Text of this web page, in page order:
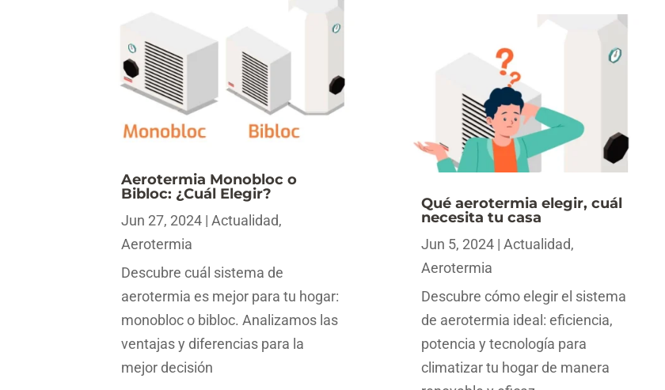
Aerotermia Monobloc o
Bibloc: ¿Cuál Elegir?
Jun 27, 2024 |Actualidad,
Aerotermia
Descubre cuál sistema de
aerotermia es mejor para tu hogar:
monobloc o bibloc. Analizamos las
ventajas y diferencias para la
mejor decisión
Qué aerotermia elegir, cuál
necesita tu casa
Jun 5, 2024| Actualidad,
Aerotermia
Descubre cómo elegir el sistema
de aerotermia ideal: eficiencia,
potencia y tecnología para
climatizar tu hogar de manera